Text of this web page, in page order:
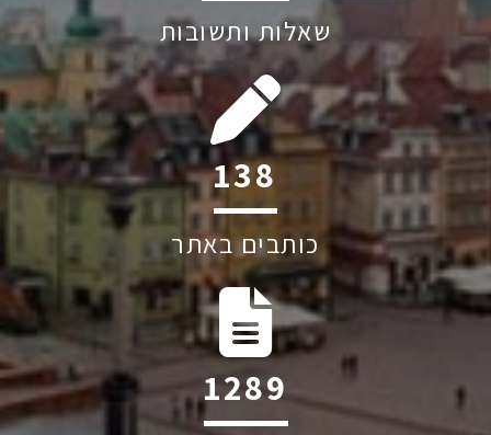
שאלות ותשובות
205
כותבים באתר
1906